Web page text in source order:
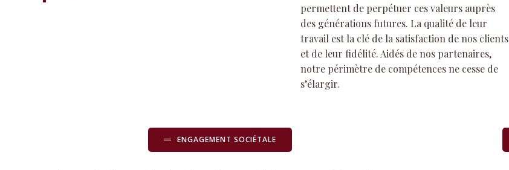
permettent de perpétuer ces valeurs auprès
des générations futures. La qualité de leur
travail est la clé de la satisfaction de nos clients
et de leur fidélité. Aidés de nos partenaires,
notre périmètre de compétences ne cesse de
s’élargir.
ENGAGEMENT SOCIÉTALE